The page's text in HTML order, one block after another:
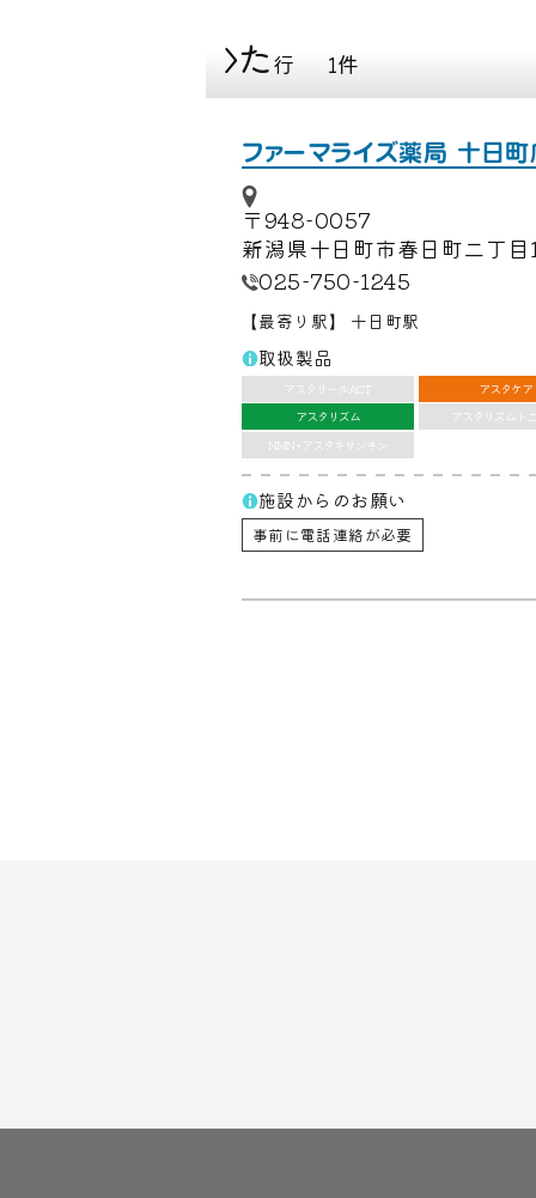
た行 1件
ファーマライズ薬局 十日町
〒948-0057
新潟県十日町市春日町二丁
025-750-1245
【最寄り駅】 十日町駅
取扱製品
アスタリールACT アスタケア
アスタリズム
アスタリズムト
NMN+アスタキサンチン
施設からのお願い
事前に電話連絡が必要